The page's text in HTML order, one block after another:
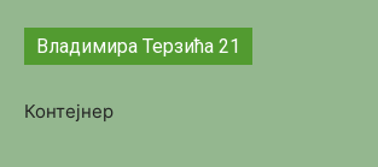
Владимира Терзића 21
Контејнер